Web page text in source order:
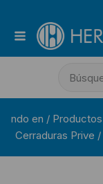
ndo en / Productos
Cerraduras Prive /